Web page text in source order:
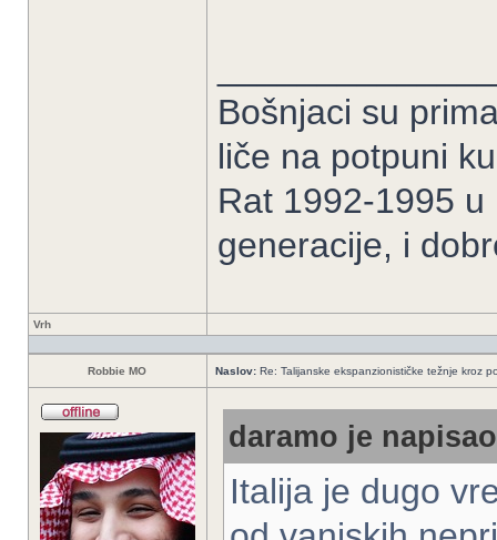
Bošnjaci su
liče na potpuni
Rat 1992-1995
generacije, i
Vrh
Robbie MO Naslov: Re: Talijanske ekspanzionističke težnje kroz
daramo je
Italija je dugo